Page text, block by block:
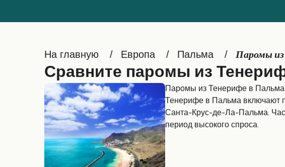
На главную Европа Пальма Паромы из
Сравните паромы из
Паромы из Тенерифе в
Тенерифе в Пальма
Санта-Крус-де-Ла-Пальма.
период высокого спроса.